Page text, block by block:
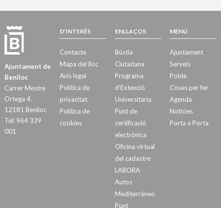
Ajuntament de
Benlloc
Carrer Mestre
Ortega 4.
12181 Benlloc
Tel: 964 339
001
D’INTERÉS
Contacte
Mapa del lloc
Avís legal
Política de
privacitat
Política de
cookies
ENLLAÇOS
Bústia
Ciutadana
Programa
d’Extenció
Universitària
Punt de
certificació
electrònica
Oficina virtual
del cadastre
LABORA
Autos
Mediterráneo
Punt
MENÚ
Ajuntament
Serveis
Poble
Coses per fer
Agenda
Notícies
Porta a Porta